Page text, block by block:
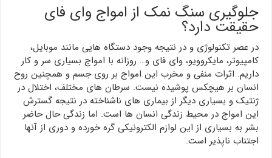
جلوگیری سنگ نمک از امواج وای فای
حقیقت دارد؟
در عصر تکنولوژی و در نتیجه وجود دستگاه هایی مانند موبایل‌،
کامپیوتر، مایکروویو، وای فای و… روزانه با امواج بسیاری سر و کار
داریم. اثرات منفی و مخرب این امواج بر روی جسم و همچنین روح
انسان بر هیچکس پوشیده نیست. سرطان های مختلف، اختلال در
ژنتیک و بسیاری دیگر از بیماری های ناشناخته در نتیجه گسترش
این امواج در محیط زندگی انسان ها است. اما زندگی حال حاضر
بشر به بسیاری از این لوازم الکترونیکی گره خورده و دوری از آنها
اجتناب ناپذیر است.